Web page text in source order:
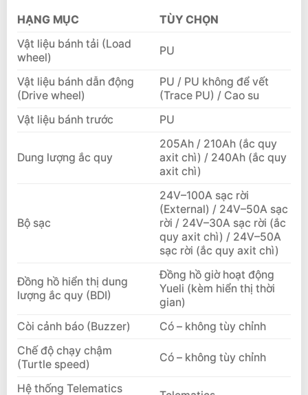
HẠNG MỤC
TÙY CHỌN
Vật liệu bánh tải (Load
wheel)
PU
Vật liệu bánh dẫn động
(Drive wheel)
PU / PU không để vết
(Trace PU) / Cao su
Vật liệu bánh trước
PU
Dung lượng ắc quy
205Ah / 210Ah (ắc quy
axit chì) / 240Ah (ắc quy
axit chì)
Bộ sạc
24V–100A sạc rời
(External) / 24V–50A sạc
rời / 24V–30A sạc rời (ắc
quy axit chì) / 24V–50A
sạc rời (ắc quy axit chì)
Đồng hồ hiển thị dung
lượng ắc quy (BDI)
Đồng hồ giờ hoạt động
Yueli (kèm hiển thị thời
gian)
Còi cảnh báo (Buzzer)
Có – không tùy chỉnh
Chế độ chạy chậm
(Turtle speed)
Có – không tùy chỉnh
Hệ thống Telematics